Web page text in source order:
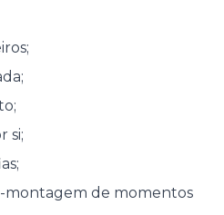
si;
de momentos